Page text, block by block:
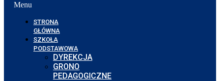
Menu
STRONA
GŁÓWNA
SZKOŁA
PODSTAWOWA
DYREKCJA
GRONO
PEDAGOGICZNE